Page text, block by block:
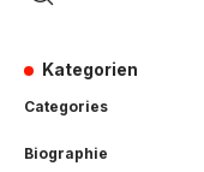
Kategorien
Categories
Biographie